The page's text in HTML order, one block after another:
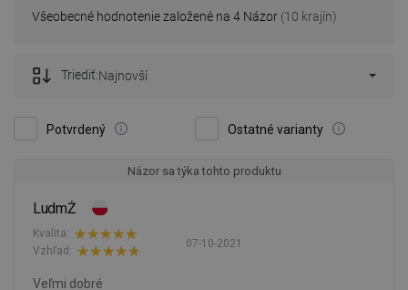
Všeobecné hodnotenie založené na 4 Názor (10 krajín)
Potvrdený Ostatné varianty
Triediť:Najnovší
Názor sa týka tohto produktu
LudmŻ
07-10-2021
Kvalita:
Vzhľad:
Veľmi dobré